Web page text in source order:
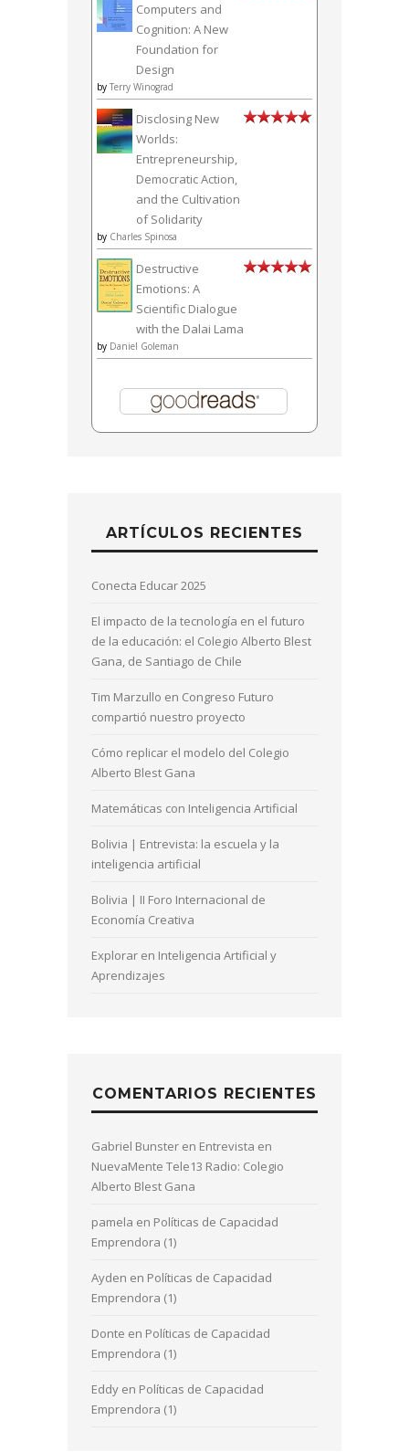
Computers and
Cognition: A New
Foundation for
Design
by Terry Winograd
Disclosing New
Worlds:
Entrepreneurship,
Democratic Action,
and the Cultivation
of Solidarity
by Charles Spinosa
Destructive
Emotions: A
Scientific Dialogue
with the Dalai Lama
by Daniel Goleman
ARTÍCULOS RECIENTES
Conecta Educar 2025
El impacto de la tecnología en el futuro
de la educación: el Colegio Alberto Blest
Gana, de Santiago de Chile
Tim Marzullo en Congreso Futuro
compartió nuestro proyecto
Cómo replicar el modelo del Colegio
Alberto Blest Gana
Matemáticas con Inteligencia Artificial
Bolivia | Entrevista: la escuela y la
inteligencia artificial
Bolivia | II Foro Internacional de
Economía Creativa
Explorar en Inteligencia Artificial y
Aprendizajes
COMENTARIOS RECIENTES
Gabriel Bunster en Entrevista en
NuevaMente Tele13 Radio: Colegio
Alberto Blest Gana
pamela en Políticas de Capacidad
Emprendora (1)
Ayden en Políticas de Capacidad
Emprendora (1)
Donte en Políticas de Capacidad
Emprendora (1)
Eddy en Políticas de Capacidad
Emprendora (1)